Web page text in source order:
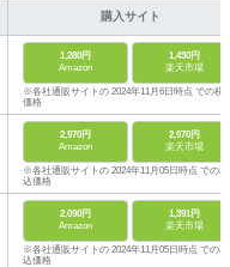
購入サイト
1,280円
Amazon
1,430円
楽天市場
※各社通販サイトの 2024年11月6日時点 での税
価格
2,970円
Amazon
2,970円
楽天市場
※各社通販サイトの 2024年11月05日時点 での税
込価格
2,090円
Amazon
1,391円
楽天市場
※各社通販サイトの 2024年11月05日時点 での税
込価格